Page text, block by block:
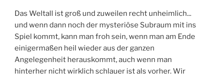
Das Weltall ist groß und zuweilen recht unheimlich...
und wenn dann noch der mysteriöse Subraum mit ins
Spiel kommt, kann man froh sein, wenn man am Ende
einigermaßen heil wieder aus der ganzen
Angelegenheit herauskommt, auch wenn man
hinterher nicht wirklich schlauer ist als vorher. Wir